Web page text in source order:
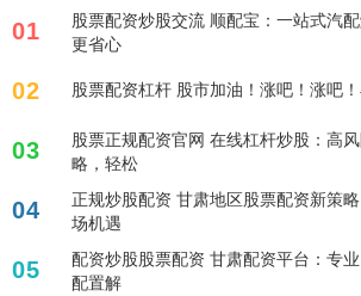
01
股票配资炒股交流 顺配宝：一站式汽
更省心
02 股票配资杠杆 股市加油！涨吧！涨吧！
03
股票正规配资官网 在线杠杆炒股：高
略，轻松
04
正规炒股配资 甘肃地区股票配资新策
场机遇
05
配资炒股股票配资 甘肃配资平台：专
配置解